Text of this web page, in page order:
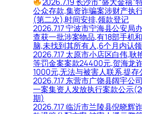
公众存款,集资诈骗案涉财产执
(第二次),时间安排,领款登记
2026.7.17 宁波市宁海县公安局
查获一批涉案物品,有18部手机
脑,未找到其所有人,6个月内认领
2026.7.17 太原市小店区白伟,耿
等罚金案案款24400元,贺海龙
1000元,无法与被害人联系,提存
2026.7.17 东营市广饶县阔宇公
一案集资人发放执行案款公示
期)
2026.7.17 临沂市兰陵县倪晓辉